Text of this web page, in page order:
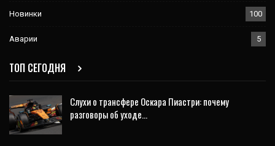
Новинки 100
Аварии 5
ТОП СЕГОДНЯ
Слухи о трансфере Оскара Пиастри: почему
разговоры об уходе…